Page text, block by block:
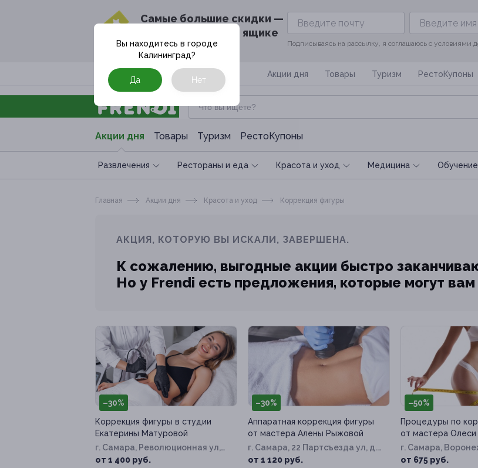
Cамые большие скидки —
в твоём почтовом ящике
Подписываясь на рассылку, я соглашаюсь с условиями
Москва Акции дня Товары Туризм РестоКупоны
Акции дня Товары Туризм РестоКупоны
Развлечения Рестораны и еда Красота и уход Медицина Обучение
Вы находитесь в городе
Калининград?
Да Нет
Главная Акции дня Красота и уход Коррекция фигуры
АКЦИЯ, КОТОРУЮ ВЫ ИСКАЛИ, ЗАВЕРШЕНА.
К сожалению, выгодные акции быстро
Но у Frendi есть предложения, которые могут вам
–30%
Коррекция фигуры в студии
Екатерины Матуровой
г. Самара, Революционная ул,
д. 70
от 1 400 руб.
–30%
Аппаратная коррекция фигуры
от мастера Алены Рыжовой
г. Самара, 22 Партсъезда ул, д.
49
от 1 120 руб.
–50%
Процедуры по
от мастера
г. Самара,
23а
от 675 руб.